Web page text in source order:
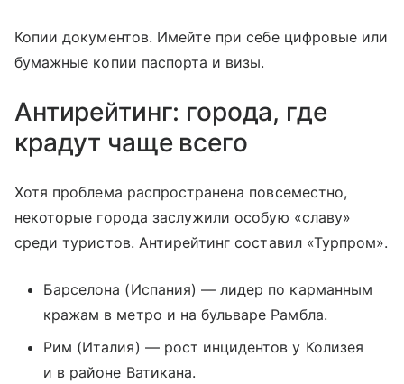
Копии документов. Имейте при себе цифровые или
бумажные копии паспорта и визы.
Антирейтинг: города, где
крадут чаще всего
Хотя проблема распространена повсеместно,
некоторые города заслужили особую «славу»
среди туристов. Антирейтинг составил «Турпром».
Барселона (Испания) — лидер по карманным
кражам в метро и на бульваре Рамбла.
Рим (Италия) — рост инцидентов у Колизея
и в районе Ватикана.